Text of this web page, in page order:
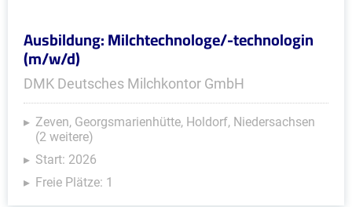
Ausbildung: Milchtechnologe/-technologin
(m/w/d)
DMK Deutsches Milchkontor GmbH
Zeven, Georgsmarienhütte, Holdorf, Niedersachsen
(2 weitere)
Start: 2026
Freie Plätze: 1